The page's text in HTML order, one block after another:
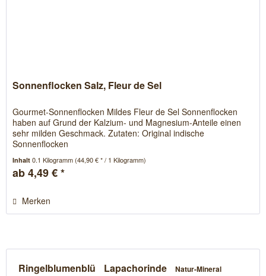
Sonnenflocken Salz, Fleur de Sel
Gourmet-Sonnenflocken Mildes Fleur de Sel Sonnenflocken
haben auf Grund der Kalzium- und Magnesium-Anteile einen
sehr milden Geschmack. Zutaten: Original indische
Sonnenflocken
Inhalt0.1 Kilogramm(44,90 € * / 1 Kilogramm)
ab 4,49 € *
Merken
Ringelblumenblü Lapachorinde Natur-Mineral